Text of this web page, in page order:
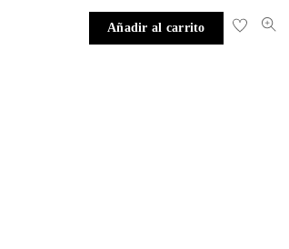
Añadir al carrito